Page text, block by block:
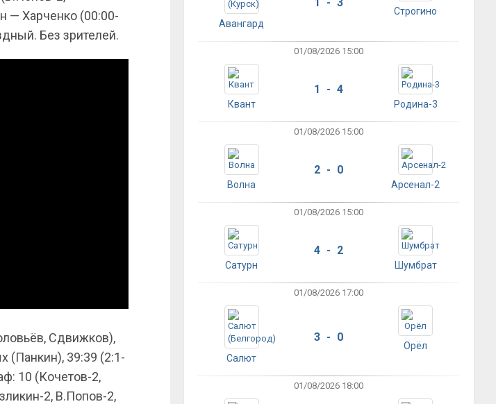
— Харченко (00:00-
Без зрителей.
Сдвижков),
(Панкин), 39:39 (2:1-
10 (Кочетов-2,
2, В.Попов-2,
Авангард
Строгино
01/08/2026 15:00
Квант
1 - 4
Родина-3
01/08/2026 15:00
Волна
2 - 0
Арсенал-2
01/08/2026 15:00
Сатурн
4 - 2
Шумбрат
01/08/2026 17:00
Салют
3 - 0
Орёл
01/08/2026 18:00